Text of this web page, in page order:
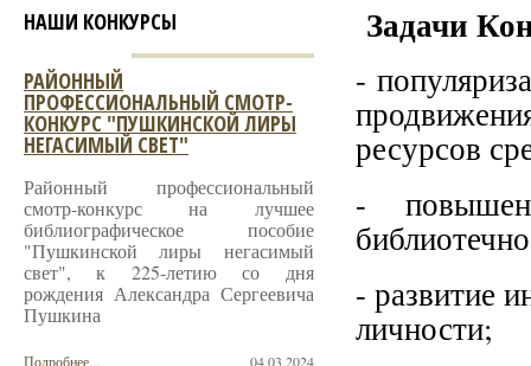
Задачи
-
ресурсов
-
- развитие
личности;
НАШИ КОНКУРСЫ
РАЙОННЫЙ
ПРОФЕССИОНАЛЬНЫЙ СМОТР-
КОНКУРС "ПУШКИНСКОЙ ЛИРЫ
НЕГАСИМЫЙ СВЕТ"
Районный профессиональный
смотр-конкурс на лучшее
библиографическое пособие
"Пушкинской лиры негасимый
свет", к 225-летию со дня
рождения Александра Сергеевича
Пушкина
04.03.2024
Подробнее...